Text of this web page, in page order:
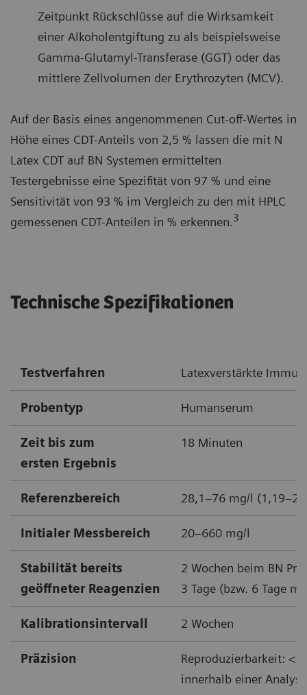
Zeitpunkt Rückschlüsse auf die Wirksamkeit
einer Alkoholentgiftung zu als beispielsweise
Gamma-Glutamyl-Transferase (GGT) oder das
mittlere Zellvolumen der Erythrozyten (MCV).
Auf der Basis eines angenommenen Cut-off-Wertes in
Höhe eines CDT-Anteils von 2,5 % lassen die mit N
Latex CDT auf BN Systemen ermittelten
Testergebnisse eine Spezifität von 97 % und eine
Sensitivität von 93 % im Vergleich zu den mit HPLC
gemessenen CDT-Anteilen in % erkennen.3
Technische Spezifikationen
Testverfahren Latexverstärkte
Probentyp Humanserum
Zeit bis zum
ersten Ergebnis
18 Minuten
Referenzbereich 28,1–76 mg/l
Initialer Messbereich 20–660 mg/l
Stabilität bereits
geöffneter Reagenzien
2 Wochen beim BN
3 Tage (bzw. 6 Tage
Kalibrationsintervall 2 Wochen
Präzision
Reproduzierbarkeit: <
innerhalb einer